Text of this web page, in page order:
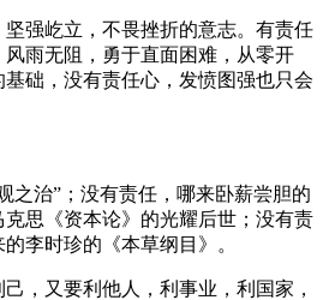
强屹立，不畏挫折的意志。有责任
雨无阻，勇于直面困难，从零开
础，没有责任心，发愤图强也只会
之治”；没有责任，哪来卧薪尝胆的
思《资本论》的光耀后世；没有责
李时珍的《本草纲目》。
，又要利他人，利事业，利国家，